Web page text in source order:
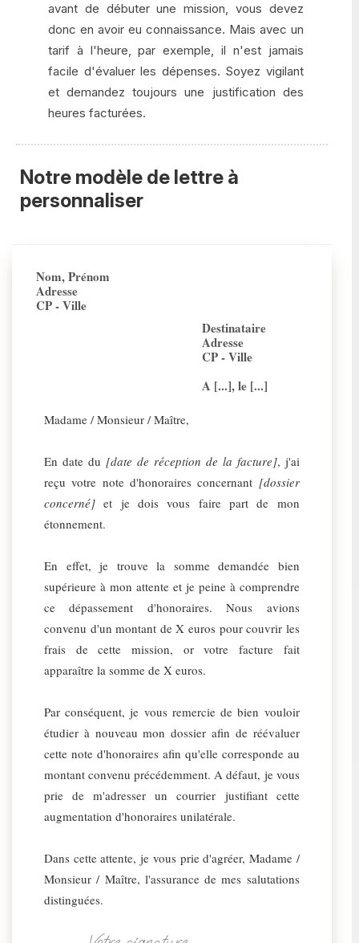
avant de débuter une mission, vous devez
donc en avoir eu connaissance. Mais avec un
tarif à l'heure, par exemple, il n'est jamais
facile d'évaluer les dépenses. Soyez vigilant
et demandez toujours une justification des
heures facturées.
Notre modèle de lettre à
personnaliser
Nom, Prénom
Adresse
CP - Ville
Destinataire
Adresse
CP - Ville
A [...], le [...]
Madame / Monsieur / Maître,
En date du [date de réception de la facture], j'ai
reçu votre note d'honoraires concernant [dossier
concerné] et je dois vous faire part de mon
étonnement.
En effet, je trouve la somme demandée bien
supérieure à mon attente et je peine à comprendre
ce dépassement d'honoraires. Nous avions
convenu d'un montant de X euros pour couvrir les
frais de cette mission, or votre facture fait
apparaître la somme de X euros.
Par conséquent, je vous remercie de bien vouloir
étudier à nouveau mon dossier afin de réévaluer
cette note d'honoraires afin qu'elle corresponde au
montant convenu précédemment. A défaut, je vous
prie de m'adresser un courrier justifiant cette
augmentation d'honoraires unilatérale.
Dans cette attente, je vous prie d'agréer, Madame /
Monsieur / Maître, l'assurance de mes salutations
distinguées.